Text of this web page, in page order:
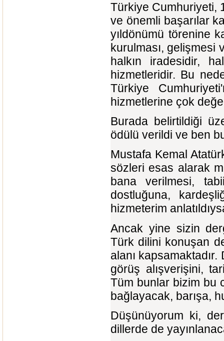
Türkiye Cumhuriyeti,
ve önemli başarılar
yıldönümü törenine
kurulması, gelişmesi
halkın iradesidir,
hizmetleridir. Bu
Türkiye
hizmetlerine çok
Burada belirtildiği
ödülü verildi ve ben
Mustafa Kemal
sözleri esas alarak
bana verilmesi,
dostluğuna,
hizmeterim
Ancak yine sizin
Türk dilini konuşan
alanı
görüş alışverişini,
Tüm bunlar bizim bu
bağlayacak, barışa,
Düşünüyorum ki,
dillerde de